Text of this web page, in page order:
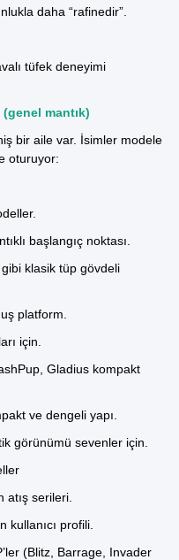
daha “rafinedir”.
tüfek deneyimi
mantık)
bir aile var. İsimler modele
oturuyor:
başlangıç noktası.
gibi klasik tüp gövdeli
platform.
için.
Gladius kompakt
ve dengeli yapı.
görünümü sevenler için.
serileri.
kullanıcı profili.
(Blitz Barrage Invader